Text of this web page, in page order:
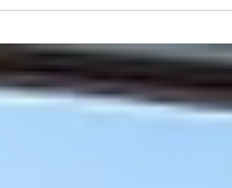
kodus on reisihimulised...